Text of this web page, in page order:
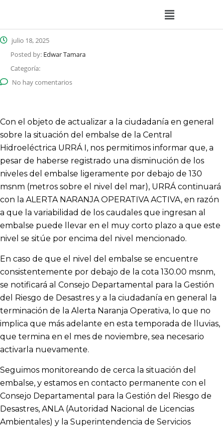
julio 18, 2025
Posted by: Edwar Tamara
Categoría:
No hay comentarios
Con el objeto de actualizar a la ciudadanía en general
sobre la situación del embalse de la Central
Hidroeléctrica URRÁ I, nos permitimos informar que, a
pesar de haberse registrado una disminución de los
niveles del embalse ligeramente por debajo de 130
msnm (metros sobre el nivel del mar), URRÁ continuará
con la ALERTA NARANJA OPERATIVA ACTIVA, en razón
a que la variabilidad de los caudales que ingresan al
embalse puede llevar en el muy corto plazo a que este
nivel se sitúe por encima del nivel mencionado.
En caso de que el nivel del embalse se encuentre
consistentemente por debajo de la cota 130.00 msnm,
se notificará al Consejo Departamental para la Gestión
del Riesgo de Desastres y a la ciudadanía en general la
terminación de la Alerta Naranja Operativa, lo que no
implica que más adelante en esta temporada de lluvias,
que termina en el mes de noviembre, sea necesario
activarla nuevamente.
Seguimos monitoreando de cerca la situación del
embalse, y estamos en contacto permanente con el
Consejo Departamental para la Gestión del Riesgo de
Desastres, ANLA (Autoridad Nacional de Licencias
Ambientales) y la Superintendencia de Servicios